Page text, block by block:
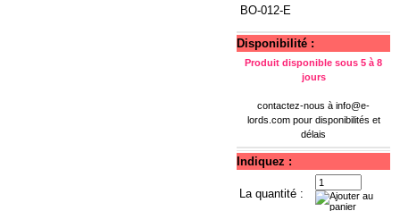
BO-012-E
Disponibilité :
Produit disponible sous 5 à 8
jours
contactez-nous à info@e-
lords.compour disponibilités et
délais
Indiquez :
La quantité :